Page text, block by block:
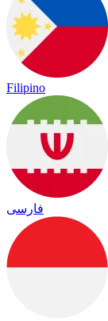
Filipino
فارسی